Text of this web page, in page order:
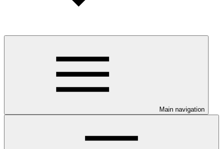
Main navigation